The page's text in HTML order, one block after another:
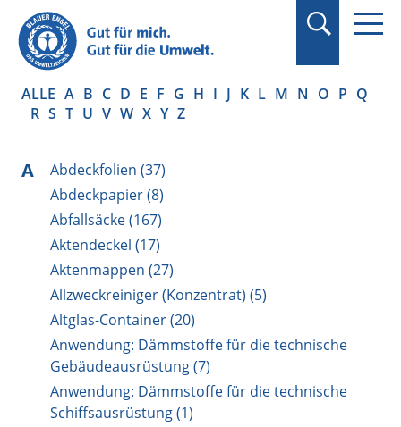
Suchbegriff in
Anführungszeichen
setzen.
ALLE A B C D E F G H I J K L M N O P Q
R S T U V W X Y Z
A
Abdeckfolien (37)
Abdeckpapier (8)
Abfallsäcke (167)
Aktendeckel (17)
Aktenmappen (27)
Allzweckreiniger (Konzentrat) (5)
Altglas-Container (20)
Anwendung: Dämmstoffe für die technische
Gebäudeausrüstung (7)
Anwendung: Dämmstoffe für die technische
Schiffsausrüstung (1)